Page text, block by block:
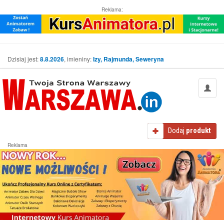
Reklama:
Dzisiaj jest:8.8.2026, imieniny:Izy, Rajmunda, Seweryna
Dodaj produkt
Reklama